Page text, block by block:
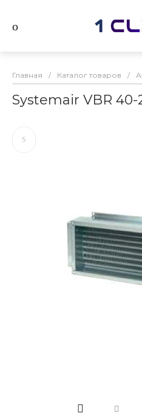
Главная / Каталог товаров /
Systemair VBR 40-